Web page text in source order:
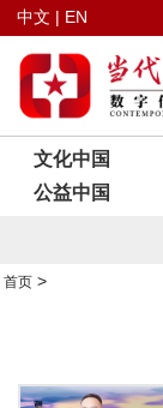
中文 | EN
文化中国
公益中国
首页 >